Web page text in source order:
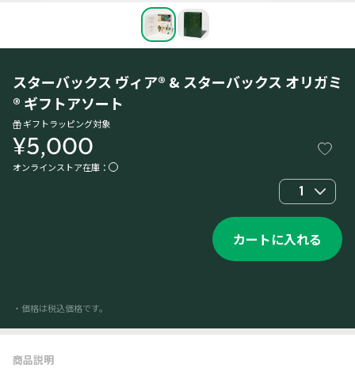
スターバックス ヴィア® & スターバックス オリガミ
® ギフトアソート
ギフトラッピング対象
¥5,000
オンラインストア在庫：
1
カートに入れる
・価格は税込価格です。
商品説明